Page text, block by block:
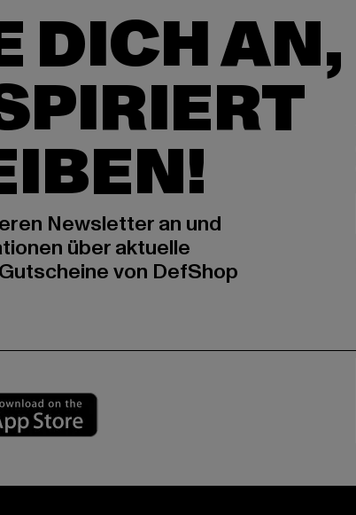
DICH AN,
Newsletter an und
über aktuelle
von DefShop